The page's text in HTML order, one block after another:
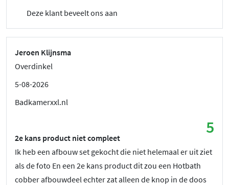
Deze klant beveelt ons aan
Jeroen Klijnsma
Overdinkel
5-08-2026
Badkamerxxl.nl
5
2e kans product niet compleet
Ik heb een afbouw set gekocht die niet helemaal er uit ziet
als de foto En een 2e kans product dit zou een Hotbath
cobber afbouwdeel echter zat alleen de knop in de doos